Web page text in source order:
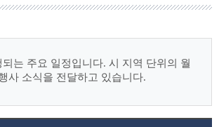
는 주요 일정입니다. 시 지역 단위의 월
사 소식을 전달하고 있습니다.